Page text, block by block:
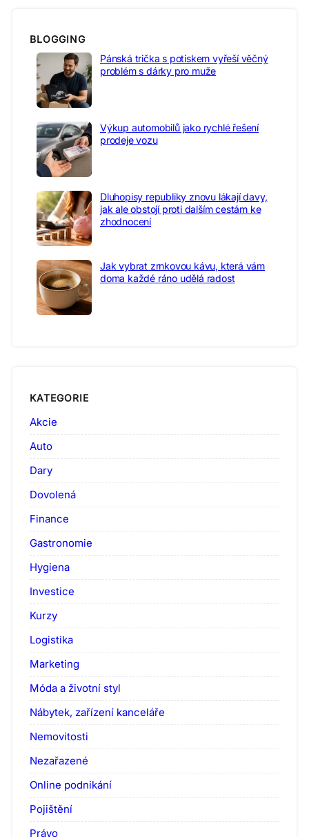
BLOGGING
Pánská trička s potiskem vyřeší věčný
problém s dárky pro muže
Výkup automobilů jako rychlé řešení
prodeje vozu
Dluhopisy republiky znovu lákají davy,
jak ale obstojí proti dalším cestám ke
zhodnocení
Jak vybrat zrnkovou kávu, která vám
doma každé ráno udělá radost
KATEGORIE
Akcie
Auto
Dary
Dovolená
Finance
Gastronomie
Hygiena
Investice
Kurzy
Logistika
Marketing
Móda a životní styl
Nábytek, zařízení kanceláře
Nemovitosti
Nezařazené
Online podnikání
Pojištění
Právo